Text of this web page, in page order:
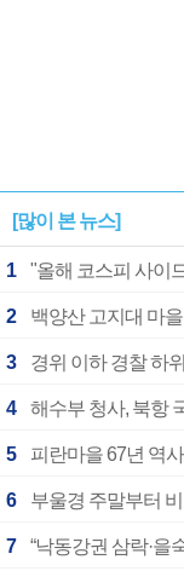
[많이 본 뉴스]
1 "올해 코스피 사이
2 백양산 고지대 마
3 경위 이하 경찰 하
4 해수부 청사, 북항
5 피란마을 67년 역
6 부울경 주말부터
7 “낙동강권 삼락·을